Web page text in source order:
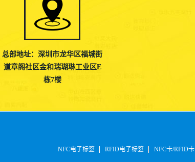
总部地址：深圳市龙华区福城街
道章阁社区金和瑞瑚琳工业区E
栋7楼
NFC电子标签 RFID电子标签 NFC卡/RFID卡